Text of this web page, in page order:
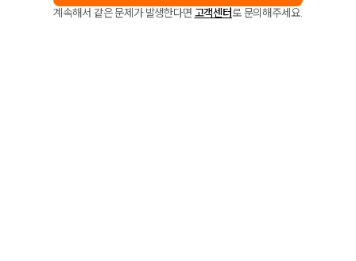
계속해서 같은 문제가 발생한다면 고객센터로 문의해주세요.